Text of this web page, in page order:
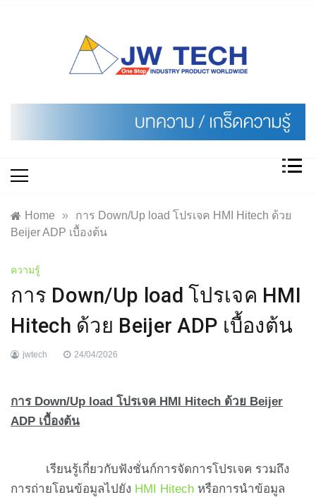
Home »
การ Down/Up load โปรเจค HMI Hitech ด้วย
Beijer ADP เบื้องต้น
ความรู้
การ Down/Up load โปรเจค HMI
Hitech ด้วย Beijer ADP เบื้องต้น
jwtech 24/04/2026
การ Down/Up load โปรเจค HMI Hitech ด้วย Beijer
ADP เบื้องต้น
เรียนรู้เกี่ยวกับฟังชั่นก์การจัดการโปรเจค รวมถึง
การถ่ายโอนข้อมูลไปยัง HMI Hitech หรือการนำข้อมูล